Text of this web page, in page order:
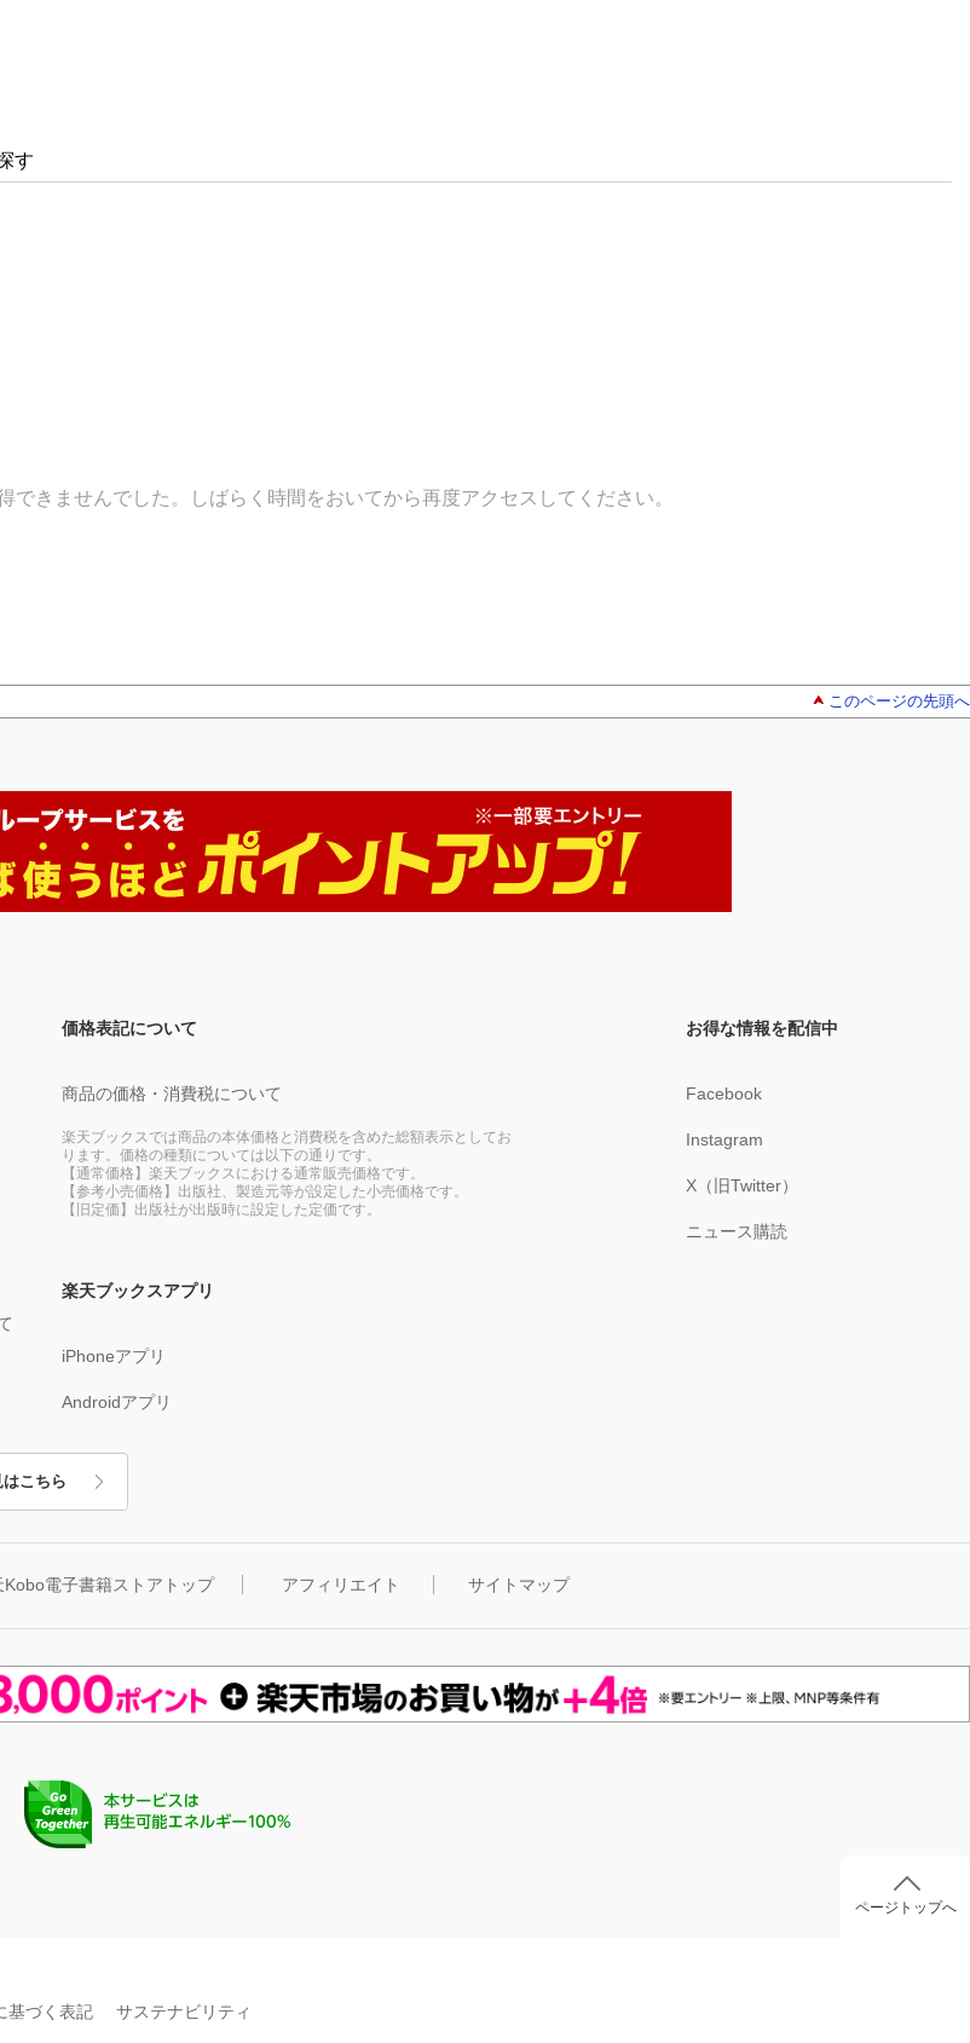
す
できませんでした。しばらく時間をおいてから再度アクセスしてください。
このページの先頭へ
価格表記について
商品の価格・消費税について
楽天ブックスでは商品の本体価格と消費税を含めた総額表示としてお
ります。価格の種類については以下の通りです。
【通常価格】楽天ブックスにおける通常販売価格です。
【参考小売価格】出版社、製造元等が設定した小売価格です。
【旧定価】出版社が出版時に設定した定価です。
楽天ブックスアプリ
iPhoneアプリ
Androidアプリ
お得な情報を配信中
Facebook
Instagram
X（旧Twitter）
ニュース購読
こちら
Kobo電子書籍ストアトップ アフィリエイト サイトマップ
ページトップへ
基づく表記 サステナビリティ